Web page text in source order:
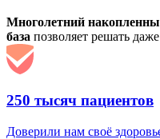
Многолетний
база позволяет решать
250 тысяч пациентов
Доверили нам своё